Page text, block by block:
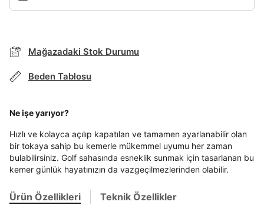
Banka Kart Taksit
İşbankası Maximum 6
Akbank Axess 4
Ziraat Bankası Ziraat Bankası
Mağazadaki Stok Durumu
Beden Tablosu
Ne işe yarıyor?
Hızlı ve kolayca açılıp kapatılan ve tamamen ayarlanabilir olan
bir tokaya sahip bu kemerle mükemmel uyumu her zaman
bulabilirsiniz. Golf sahasında esneklik sunmak için tasarlanan bu
kemer günlük hayatınızın da vazgeçilmezlerinden olabilir.
Ürün Özellikleri Teknik Özellikler
Mağazada Bul
BEDEN TABLOSU
Kapat
Stok Bildirimi
bildirim göndereceğiz.
Term Of Use
ipsum
Siparişinizin durumu hakkında bilgi alabilmek için
aşağıdaki bilgileri giriniz.
E-posta Adresi *
Sipariş Numaranız *
Telefon Numarası*
Şifre*
göster
En az 8 karakter
Bir küçük harf karakter
sn
SMS Onay Kodu
Bilgilerinizi güncellemek için lütfen telefonunuza SMS
sn
SMS Onay Kodu
Bilgilerinizi güncellemek için lütfen telefonunuza SMS